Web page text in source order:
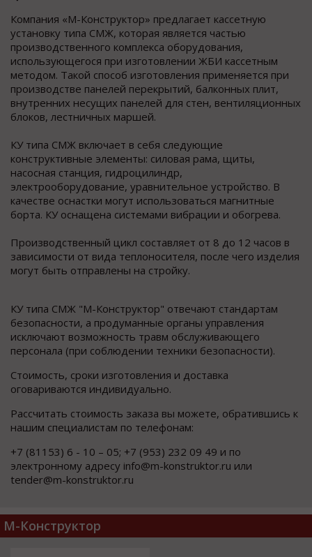
Компания «М-Конструктор» предлагает кассетную
установку типа СМЖ, которая является частью
производственного комплекса оборудования,
использующегося при изготовлении ЖБИ кассетным
методом. Такой способ изготовления применяется при
производстве панелей перекрытий, балконных плит,
внутренних несущих панелей для стен, вентиляционных
блоков, лестничных маршей.
КУ типа СМЖ включает в себя следующие
конструктивные элементы: силовая рама, щиты,
насосная станция, гидроцилиндр,
электрооборудование, уравнительное устройство. В
качестве оснастки могут использоваться магнитные
борта. КУ оснащена системами вибрации и обогрева.
Производственный цикл составляет от 8 до 12 часов в
зависимости от вида теплоносителя, после чего изделия
могут быть отправлены на стройку.
КУ типа СМЖ "М-Конструктор" отвечают стандартам
безопасности, а продуманные органы управления
исключают возможность травм обслуживающего
персонала (при соблюдении техники безопасности).
Стоимость, сроки изготовления и доставка
оговариваются индивидуально.
Рассчитать стоимость заказа вы можете, обратившись к
нашим специалистам по телефонам:
+7 (81153) 6 - 10 – 05; +7 (953) 232 09 49 и по
электронному адресу info@m-konstruktor.ru или
tender@m-konstruktor.ru
М-Конструктор